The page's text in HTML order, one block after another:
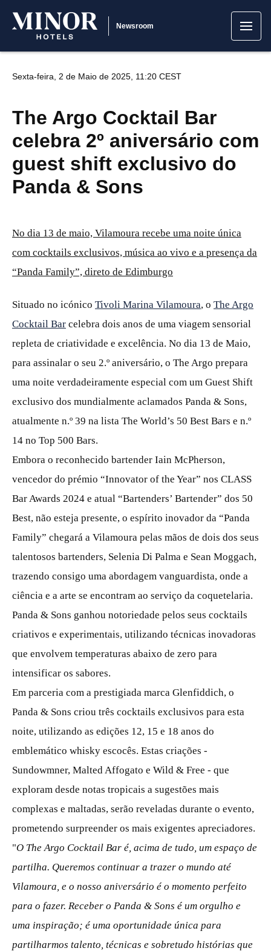
Newsroom
Sexta-feira, 2 de Maio de 2025, 11:20 CEST
The Argo Cocktail Bar
celebra 2º aniversário com
guest shift exclusivo do
Panda & Sons
No dia 13 de maio, Vilamoura recebe uma noite única
com cocktails exclusivos, música ao vivo e a presença da
“Panda Family”, direto de Edimburgo
Situado no icónico Tivoli Marina Vilamoura, o The Argo
Cocktail Bar celebra dois anos de uma viagem sensorial
repleta de criatividade e excelência. No dia 13 de Maio,
para assinalar o seu 2.º aniversário, o The Argo prepara
uma noite verdadeiramente especial com um Guest Shift
exclusivo dos mundialmente aclamados Panda & Sons,
atualmente n.º 39 na lista The World’s 50 Best Bars e n.º
14 no Top 500 Bars.
Embora o reconhecido bartender Iain McPherson,
vencedor do prémio “Innovator of the Year” nos CLASS
Bar Awards 2024 e atual “Bartenders’ Bartender” dos 50
Best, não esteja presente, o espírito inovador da “Panda
Family” chegará a Vilamoura pelas mãos de dois dos seus
talentosos bartenders, Selenia Di Palma e Sean Moggach,
trazendo consigo uma abordagem vanguardista, onde a
ciência e a arte se encontram ao serviço da coquetelaria.
Panda & Sons ganhou notoriedade pelos seus cocktails
criativos e experimentais, utilizando técnicas inovadoras
que envolvem temperaturas abaixo de zero para
intensificar os sabores.
Em parceria com a prestigiada marca Glenfiddich, o
Panda & Sons criou três cocktails exclusivos para esta
noite, utilizando as edições 12, 15 e 18 anos do
emblemático whisky escocês. Estas criações -
Sundowmner, Malted Affogato e Wild & Free - que
exploram desde notas tropicais a sugestões mais
complexas e maltadas, serão reveladas durante o evento,
prometendo surpreender os mais exigentes apreciadores.
"O The Argo Cocktail Bar é, acima de tudo, um espaço de
partilha. Queremos continuar a trazer o mundo até
Vilamoura, e o nosso aniversário é o momento perfeito
para o fazer. Receber o Panda & Sons é um orgulho e
uma inspiração; é uma oportunidade única para
partilharmos talento, técnicas e sobretudo histórias que